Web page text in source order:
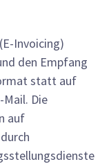
Invoicing)
den Empfang
statt auf
Mail. Die
auf